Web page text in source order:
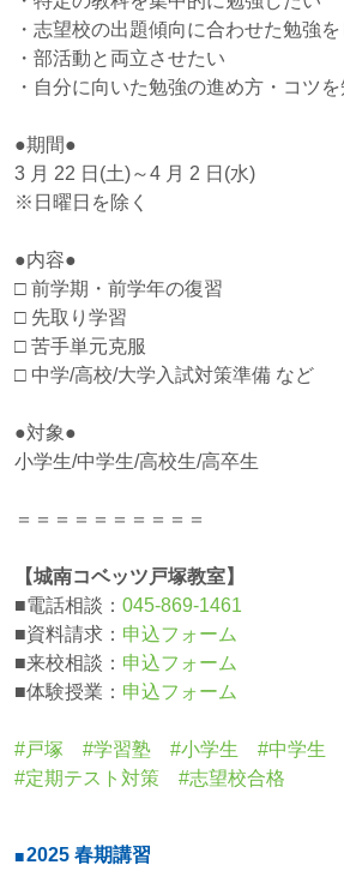
・志望校の出題傾向に合わせた勉強
・部活動と両立させたい
・自分に向いた勉強の進め方・コツ
●期間●
3 月 22 日(土)～4 月 2 日(水)
※日曜日を除く
●内容●
□ 前学期・前学年の復習
□ 先取り学習
□ 苦手単元克服
□ 中学/高校/大学入試対策準備 など
●対象●
小学生/中学生/高校生/高卒生
＝＝＝＝＝＝＝＝＝＝
【城南コベッツ戸塚教室】
■電話相談： 045-869-1461
■資料請求： 申込フォーム
■来校相談： 申込フォーム
■体験授業： 申込フォーム
#戸塚 #学習塾 #小学生 #中学生
#定期テスト対策 #志望校合格
2025 春期講習